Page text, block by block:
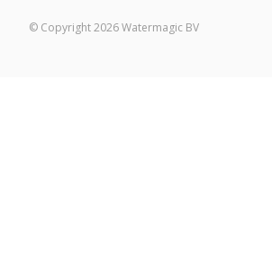
© Copyright 2026 Watermagic BV